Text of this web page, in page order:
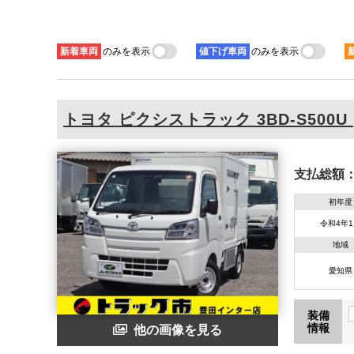
新着車両 のみを表示 値下げ車両 のみを表示
トヨタ ピクシストラック 3BD-S500U
他の画像を見る
支払総額
初年度
令和4年
地域
愛知県
装備
情報